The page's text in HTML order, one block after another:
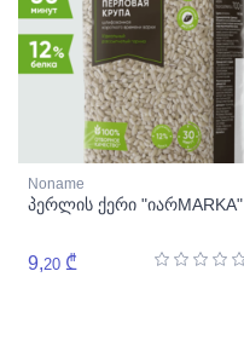
Noname
პერლის ქერი "იარMARKA"
9,20 ₾